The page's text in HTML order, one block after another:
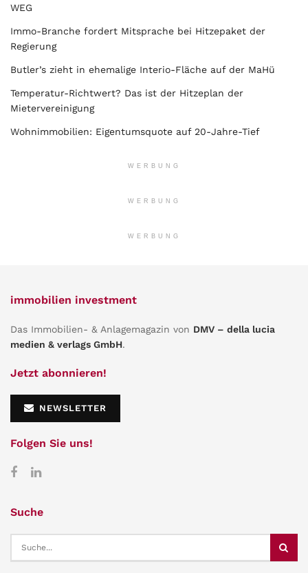
WEG
Immo-Branche fordert Mitsprache bei Hitzepaket der
Regierung
Butler’s zieht in ehemalige Interio-Fläche auf der MaHü
Temperatur-Richtwert? Das ist der Hitzeplan der
Mietervereinigung
Wohnimmobilien: Eigentumsquote auf 20-Jahre-Tief
WERBUNG
WERBUNG
WERBUNG
immobilien investment
Das Immobilien- & Anlagemagazin von DMV – della lucia
medien & verlags GmbH.
Jetzt abonnieren!
NEWSLETTER
Folgen Sie uns!
Suche